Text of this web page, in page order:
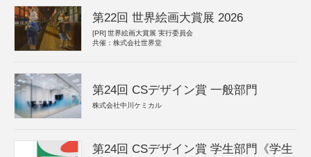
第22回 世界絵画大賞展 2026
[PR] 世界絵画大賞展 実行委員会
共催：株式会社世界堂
第24回 CSデザイン賞 一般部門
株式会社中川ケミカル
第24回 CSデザイン賞 学生部門《学生